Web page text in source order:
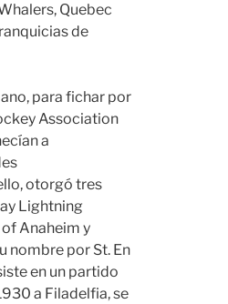
Quebec
de
para fichar por
Association
a
otorgó tres
Lightning
Anaheim y
nombre por St. En
en un partido
a Filadelfia, se